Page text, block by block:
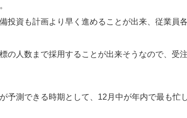
投資も計画より早く進めることが出来、従業員
の人数まで採用することが出来そうなので、受
予測できる時期として、12月中が年内で最も忙